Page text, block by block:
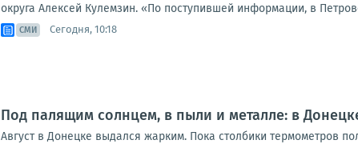
округа Алексей Кулемзин. «По поступившей информации, в
СМИ Сегодня, 10:18
Под палящим солнцем, в пыли и металле: в
Август в Донецке выдался жарким. Пока столбики термометров